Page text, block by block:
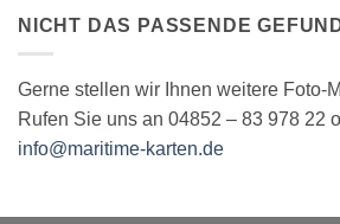
NICHT DAS PASSENDE
Gerne stellen wir Ihnen weitere Foto-
Rufen Sie uns an 04852 – 83 978 22
info@maritime-karten.de